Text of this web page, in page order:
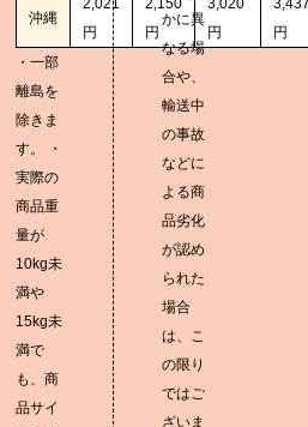
沖縄
2,021
円
2,150
円
3,020
円
円
・一部
離島を
除きま
す。 ・
実際の
商品重
量が
10kg未
満や
15kg未
満で
も、商
品サイ
かに異
なる場
合や、
輸送中
の事故
などに
よる商
品劣化
が認め
られた
場合
は、こ
の限り
ではご
ざいま